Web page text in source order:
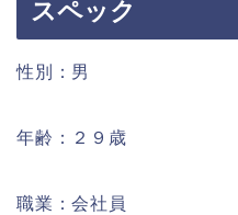
スペック
性別：男
年齢：２９歳
職業：会社員